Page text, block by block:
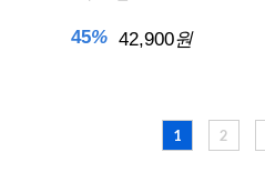
45% 42,900원
1 2